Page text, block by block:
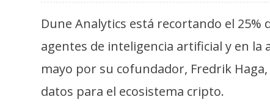
R
e
c
r
Dune Analytics está recortando el
agentes de inteligencia artificial y en la
mayo por su cofundador, Fredrik
datos para el ecosistema cripto.